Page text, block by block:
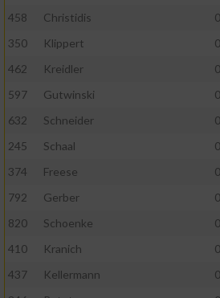
458
Christidis
350
Klippert
462
Kreidler
597
Gutwinski
632
Schneider
245
Schaal
374
Freese
792
Gerber
820
Schoenke
410
Kranich
437
Kellermann